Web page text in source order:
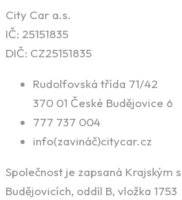
City Car a.s.
IČ: 25151835
DIČ: CZ25151835
Rudolfovská třída 71/42
370 01 České Budějovice 6
777 737 004
info(zavináč)citycar.cz
Společnost je zapsaná Krajským
Budějovicích, oddíl B, vložka 1753